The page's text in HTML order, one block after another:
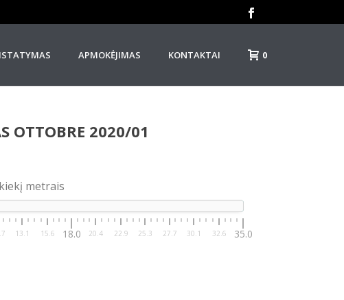
APMOKĖJIMAS KONTAKTAI 0
OTTOBRE 2020/01
metrais
13.1 15.6 18.0 20.4 22.9 25.3 27.7 30.1 32.6 35.0